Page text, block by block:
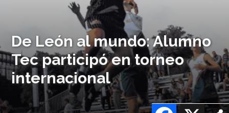
De León al mundo: Alumno
Tec participó en torneo
internacional
X
Facebook